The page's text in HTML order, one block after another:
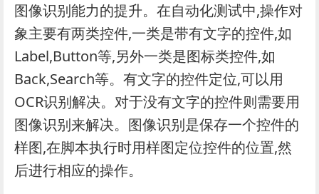
图像识别能力的提升。在自动化测试中,操作对
象主要有两类控件,一类是带有文字的控件,如
Label,Button等,另外一类是图标类控件,如
Back,Search等。有文字的控件定位,可以用
OCR识别解决。对于没有文字的控件则需要用
图像识别来解决。图像识别是保存一个控件的
样图,在脚本执行时用样图定位控件的位置,然
后进行相应的操作。